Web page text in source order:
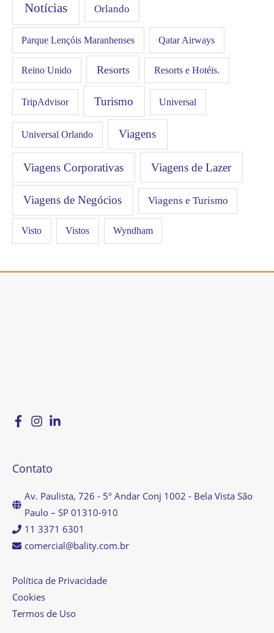
Notícias Orlando
Parque Lençóis Maranhenses Qatar Airways
Reino Unido Resorts Resorts e Hotéis.
TripAdvisor Turismo Universal
Universal Orlando Viagens
Viagens Corporativas Viagens de Lazer
Viagens de Negócios Viagens e Turismo
Visto Vistos Wyndham
Contato
Av. Paulista, 726 - 5º Andar Conj 1002 - Bela Vista São
Paulo – SP 01310-910
11 3371 6301
comercial@bality.com.br
Política de Privacidade
Cookies
Termos de Uso